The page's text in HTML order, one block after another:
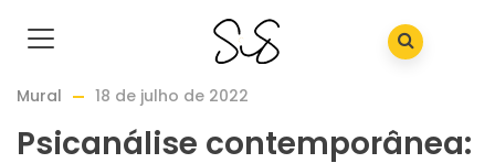
Mural 18 de julho de 2022
Psicanálise contemporânea: